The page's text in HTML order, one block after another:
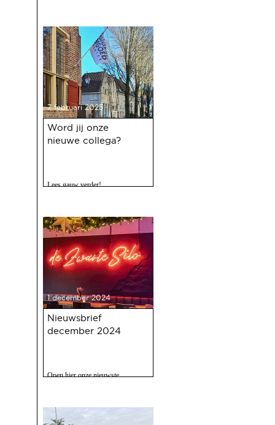
7 februari 2025
Word jij onze
nieuwe collega?
Lees gauw verder!
1 december 2024
Nieuwsbrief
december 2024
Open hier onze nieuwste
12 december a.s.